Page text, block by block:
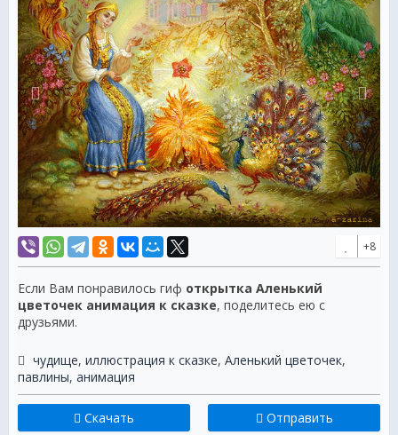
+8
Если Вам понравилось гиф открытка Аленький
цветочек анимация к сказке, поделитесь ею с
друзьями.
чудище, иллюстрация к сказке, Аленький цветочек,
павлины, анимация
Скачать Отправить